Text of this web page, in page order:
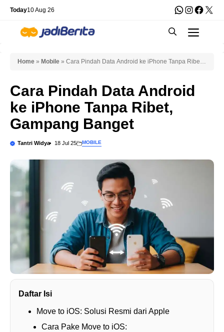
Skip
content
Today10 Aug 26 WhatsApp
X
Home » Mobile » Cara Pindah Data Android ke iPhone Tanpa Ribet,
Cara Pindah Data Android
ke iPhone Tanpa Ribet,
Gampang Banget
Tantri Widya 18 Jul 25 MOBILE
Daftar Isi
Move to iOS: Solusi Resmi dari Apple
Cara Pake Move to iOS: